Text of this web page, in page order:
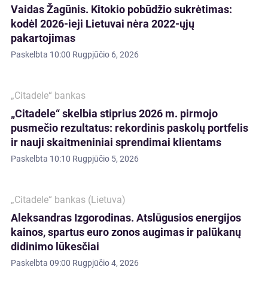
Vaidas Žagūnis. Kitokio pobūdžio sukrėtimas:
kodėl 2026-ieji Lietuvai nėra 2022-ųjų
pakartojimas
Paskelbta 10:00 Rugpjūčio 6, 2026
„Citadele“ bankas
„Citadele“ skelbia stiprius 2026 m. pirmojo
pusmečio rezultatus: rekordinis paskolų portfelis
ir nauji skaitmeniniai sprendimai klientams
Paskelbta 10:10 Rugpjūčio 5, 2026
„Citadele“ bankas (Lietuva)
Aleksandras Izgorodinas. Atslūgusios energijos
kainos, spartus euro zonos augimas ir palūkanų
didinimo lūkesčiai
Paskelbta 09:00 Rugpjūčio 4, 2026